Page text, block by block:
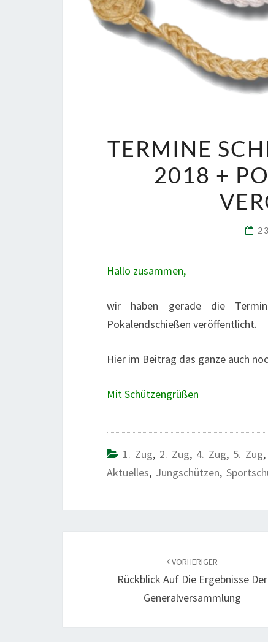
TERMINE
18 +
Hallo zusammen,
wir haben gerade die
Pokalendschießen veröffentlicht.
Hier im Beitrag das ganze auch
Mit Schützengrüßen
1. Zug, 2. Zug, 4. Zug, 5. Zug,
Aktuelles, Jungschützen,
VORHERIGER
Rückblick Auf Die Ergebnisse Der
Generalversammlung